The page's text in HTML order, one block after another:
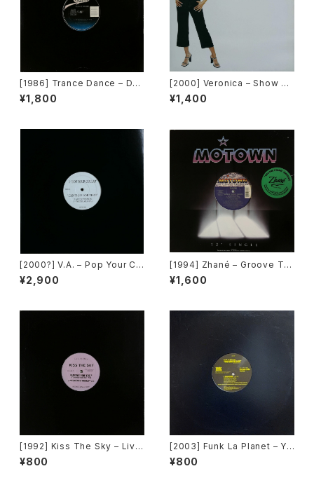
[1986] Trance Dance – Do
The Dance [Epic]
¥1,800
[2000] Veronica – Show M
e Love [Urbanstar]
¥1,400
[2000?] V.A. – Pop Your Co
llar / Can't Go For That [No
t On Label][PROMO]
¥2,900
[1994] Zhané – Groove Th
ang (Remix) [Motown][在庫
B]
¥1,600
[1992] Kiss The Sky – Livin
g For You / Voodoo Chile /
What Does It Take? / Don't
¥800
[2003] Funk La Planet – Yo
u Gave Me Love (Funk La
Planet 008) [Funk La Plane
¥800